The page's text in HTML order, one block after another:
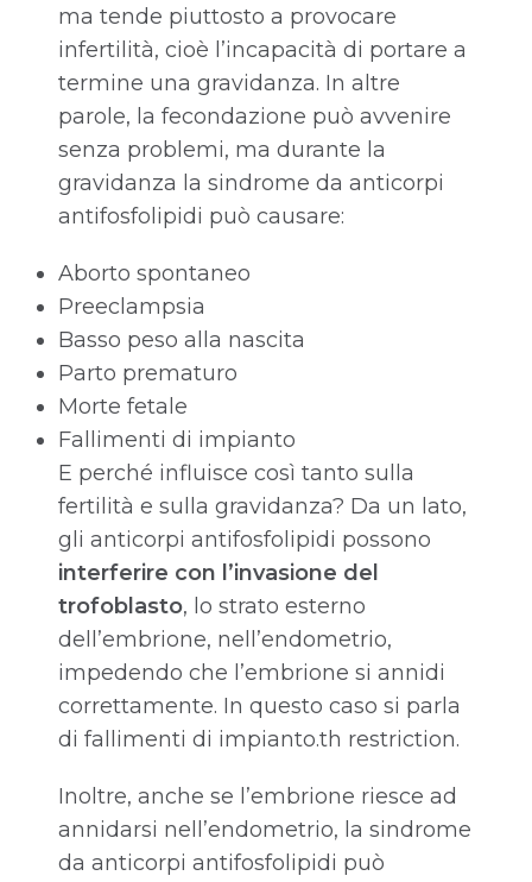
ma tende piuttosto a provocare
infertilità, cioè l’incapacità di portare a
termine una gravidanza. In altre
parole, la fecondazione può avvenire
senza problemi, ma durante la
gravidanza la sindrome da anticorpi
antifosfolipidi può causare:
Aborto spontaneo
Preeclampsia
Basso peso alla nascita
Parto prematuro
Morte fetale
Fallimenti di impianto
E perché influisce così tanto sulla
fertilità e sulla gravidanza? Da un lato,
gli anticorpi antifosfolipidi possono
interferire con l’invasione del
trofoblasto, lo strato esterno
dell’embrione, nell’endometrio,
impedendo che l’embrione si annidi
correttamente. In questo caso si parla
di fallimenti di impianto.th restriction.
Inoltre, anche se l’embrione riesce ad
annidarsi nell’endometrio, la sindrome
da anticorpi antifosfolipidi può